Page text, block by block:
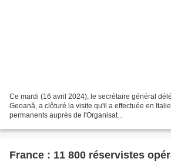
Ce mardi (16 avril 2024), le secrétaire général
Geoană, a clôturé la visite qu'il a effectuée en
permanents auprès de l'Organisat...
France : 11 800 réservistes